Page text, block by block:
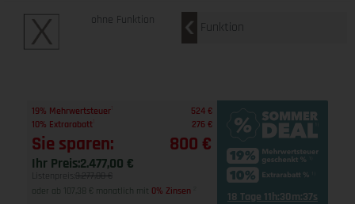
ohne Funktion Funktion
19% Mehrwertsteuer
524 €
10% Extrarabatt
276 €
Sie sparen: 800 €
Ihr Preis:2.477,00 €
Listenpreis: 3.277,00 €
oder ab 107,38 € monatlich mit 0% Zinsen 18 Tage 11h:30m:36s